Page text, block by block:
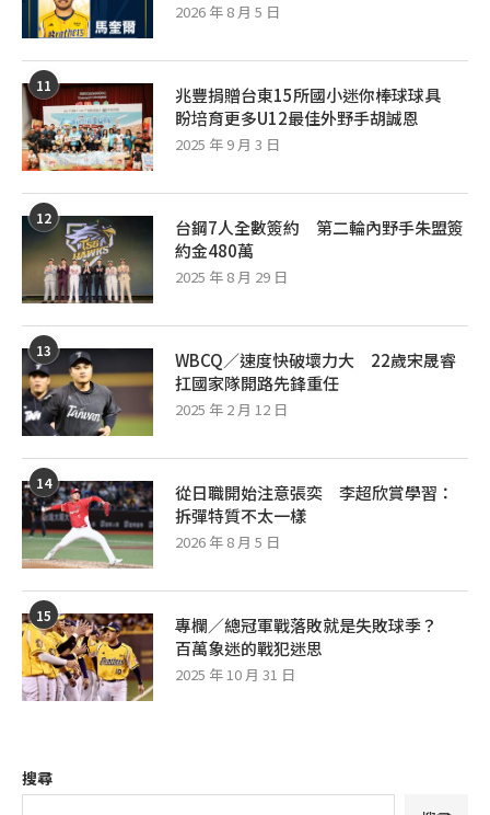
2026 年 8 月 5 日
11
兆豐捐贈台東15所國小迷你棒球球具
盼培育更多U12最佳外野手胡誠恩
2025 年 9 月 3 日
12
台鋼7人全數簽約 第二輪內野手朱盟簽
約金480萬
2025 年 8 月 29 日
13
WBCQ／速度快破壞力大 22歲宋晟睿
扛國家隊開路先鋒重任
2025 年 2 月 12 日
14
從日職開始注意張奕 李超欣賞學習：
拆彈特質不太一樣
2026 年 8 月 5 日
15
專欄／總冠軍戰落敗就是失敗球季？
百萬象迷的戰犯迷思
2025 年 10 月 31 日
搜尋